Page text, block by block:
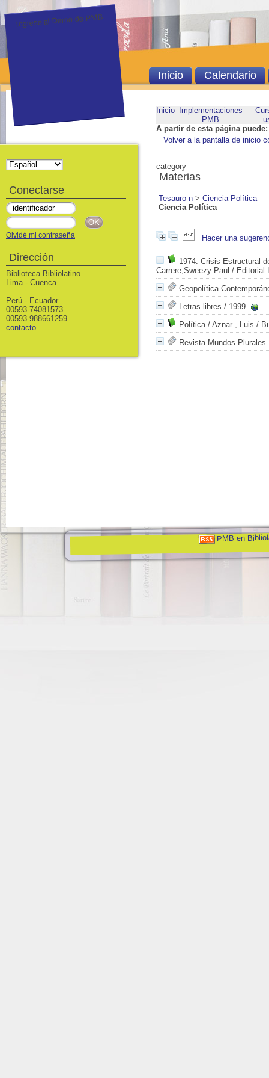
Inicio
Implementaciones
PMB
A partir de esta página puede:
Volver a la pantalla de inicio
category
Materias
Tesauro n > Ciencia Política
Ciencia Política
Hacer una
1974: Crisis Estructural
Carrere,Sweezy Paul / Editorial
Geopolítica
Letras libres / 1999
Política/ Aznar , Luis /
Revista Mundos
PMB en
Ingrese al Demo de PMB.
Inicio Calendario
Conectarse
Olvidé mi contraseña
Dirección
Biblioteca Bibliolatino
Lima - Cuenca
Perú - Ecuador
00593-74081573
00593-988661259
contacto